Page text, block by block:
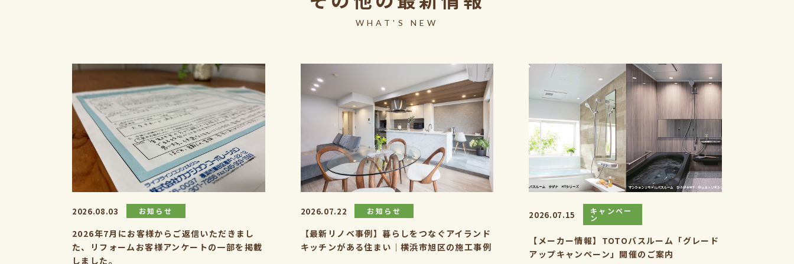
WHAT'S NEW
2026.08.03 お知らせ
2026年7月にお客様からご返信いただきまし
た、リフォームお客様アンケートの一部を掲載
しました。
2026.07.22 お知らせ
【最新リノベ事例】暮らしをつなぐアイランド
キッチンがある住まい｜横浜市旭区の施工事例
2026.07.15 キャンペー
ン
【メーカー情報】TOTOバスルーム「グレード
アップキャンペーン」開催のご案内